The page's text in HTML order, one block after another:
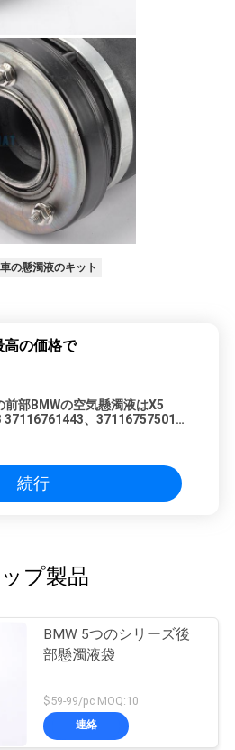
の懸濁液のキット
高の価格で
前部BMWの空気懸濁液はX5
37116761443、37116757501
続行
ップ製品
BMW 5つのシリーズ後
部懸濁液袋
$59-99/pc MOQ:10
連絡